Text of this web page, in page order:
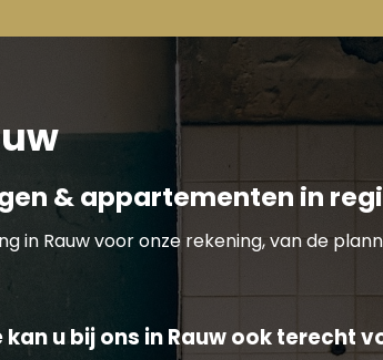
& appartementen in
in Rauw voor onze rekening, van de
u bij ons in Rauw ook terecht